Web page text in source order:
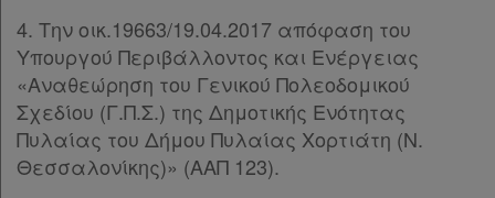
4. Την οικ.19663/19.04.2017 απόφαση του
Υπουργού Περιβάλλοντος και Ενέργειας
«Αναθεώρηση του Γενικού Πολεοδομικού
Σχεδίου (Γ.Π.Σ.) της Δημοτικής Ενότητας
Πυλαίας του Δήμου Πυλαίας Χορτιάτη (Ν.
Θεσσαλονίκης)» (ΑΑΠ 123).